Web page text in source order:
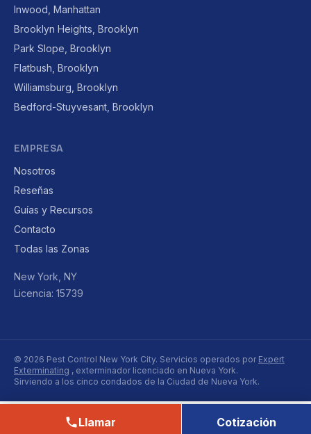
Inwood, Manhattan
Brooklyn Heights, Brooklyn
Park Slope, Brooklyn
Flatbush, Brooklyn
Williamsburg, Brooklyn
Bedford-Stuyvesant, Brooklyn
EMPRESA
Nosotros
Reseñas
Guías y Recursos
Contacto
Todas las Zonas
New York, NY
Licencia: 15739
© 2026 Pest Control New York City. Servicios operados por Expert
Exterminating , exterminador licenciado en Nueva York.
Sirviendo a los cinco condados de la Ciudad de Nueva York.
Llamar Cotización